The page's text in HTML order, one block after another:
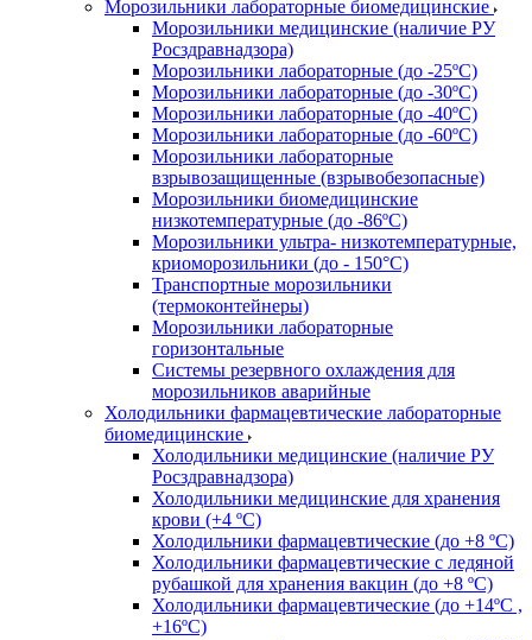
Морозильники лабораторные биомедицинские
Морозильники медицинские (наличие РУ
Росздравнадзора)
Морозильники лабораторные (до -25ºС)
Морозильники лабораторные (до -30ºС)
Морозильники лабораторные (до -40ºС)
Морозильники лабораторные (до -60ºС)
Морозильники лабораторные
взрывозащищенные (взрывобезопасные)
Морозильники биомедицинские
низкотемпературные (до -86ºС)
Морозильники ультра- низкотемпературные,
криоморозильники (до - 150°С)
Транспортные морозильники
(термоконтейнеры)
Морозильники лабораторные
горизонтальные
Системы резервного охлаждения для
морозильников аварийные
Холодильники фармацевтические лабораторные
биомедицинские
Холодильники медицинские (наличие РУ
Росздравнадзора)
Холодильники медицинские для хранения
крови (+4 ºС)
Холодильники фармацевтические (до +8 ºС)
Холодильники фармацевтические с ледяной
рубашкой для хранения вакцин (до +8 ºС)
Холодильники фармацевтические (до +14ºС ,
+16ºС)